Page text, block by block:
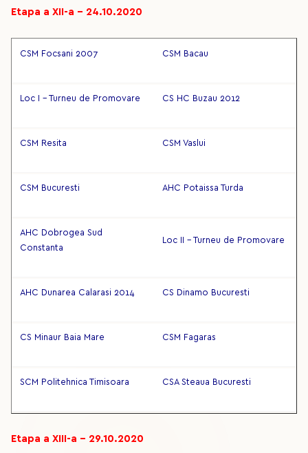
Etapa a XII-a – 24.10.2020
CSM Focsani 2007 CSM Bacau
Loc I - Turneu de Promovare CS HC Buzau 2012
CSM Resita CSM Vaslui
CSM Bucuresti AHC Potaissa Turda
AHC Dobrogea Sud
Constanta
Loc II - Turneu de Promovare
AHC Dunarea Calarasi 2014 CS Dinamo Bucuresti
CS Minaur Baia Mare CSM Fagaras
SCM Politehnica Timisoara CSA Steaua Bucuresti
Etapa a XIII-a – 29.10.2020